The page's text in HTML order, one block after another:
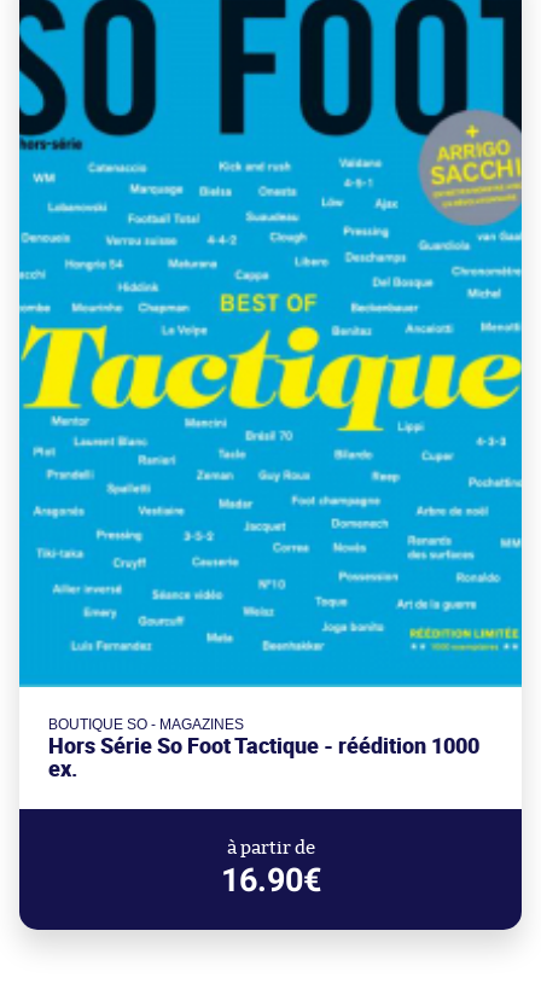
BOUTIQUE SO - MAGAZINES
Hors Série So Foot Tactique - réédition 1000
ex.
à partir de
16.90€